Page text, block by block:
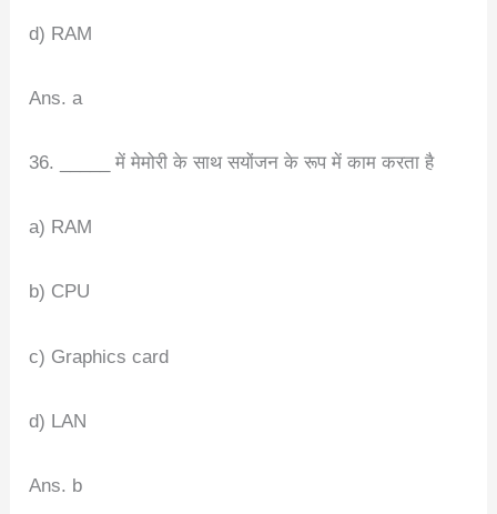
d) RAM
Ans. a
36. _____ में मेमोरी के साथ सयोंजन के रूप में काम करता है
a) RAM
b) CPU
c) Graphics card
d) LAN
Ans. b